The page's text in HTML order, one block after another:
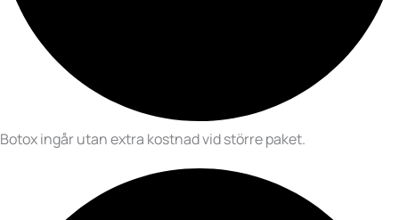
Botox ingår utan extra kostnad vid större paket.